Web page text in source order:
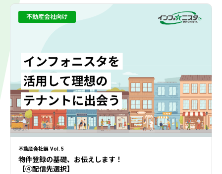
不動産会社編 Vol. 5
物件登録の基礎、お伝えします！
【④配信先選択】
不動産会社向け